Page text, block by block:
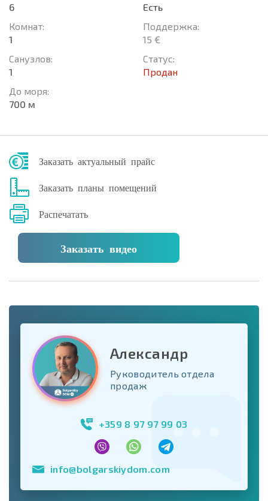
6
Комнат:
1
Санузлов:
1
До моря:
700 м
Есть
Поддержка:
15 €
Статус:
Продан
Заказать актуальный прайс
Заказать планы помещений
Распечатать
Заказать видео
Александр
Руководитель отдела
продаж
+359 8 97 97 99 03
info@bolgarskiydom.com